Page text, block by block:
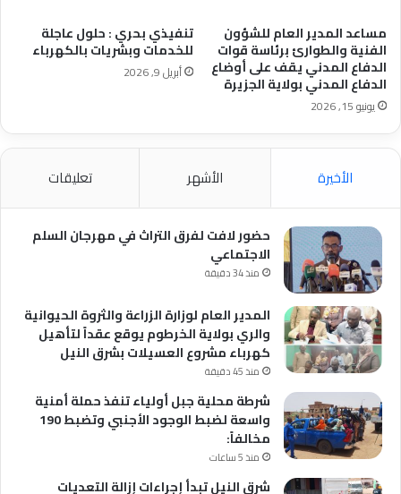
مساعد المدير العام للشؤون
الفنية والطوارئ برئاسة قوات
الدفاع المدني يقف على أوضاع
الدفاع المدني بولاية الجزيرة
يونيو 15, 2026
تنفيذي بحري : حلول عاجلة
للخدمات وبشريات بالكهرباء
أبريل 9, 2026
الأخيرة الأشهر تعليقات
حضور لافت لفرق التراث في مهرجان السلم
الاجتماعي
منذ 34 دقيقة
المدير العام لوزارة الزراعة والثروة الحيوانية
والري بولاية الخرطوم يوقع عقداً لتأهيل
كهرباء مشروع العسيلات بشرق النيل
منذ 45 دقيقة
شرطة محلية جبل أولياء تنفذ حملة أمنية
واسعة لضبط الوجود الأجنبي وتضبط 190
مخالفاً:
منذ 5 ساعات
شرق النيل تبدأ إجراءات إزالة التعديات